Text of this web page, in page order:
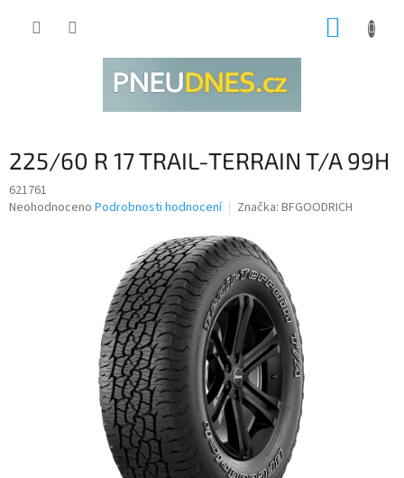
225/60 R 17 TRAIL-TERRAIN T/A 99H
621761
Průměrné
Neohodnoceno Podrobnosti hodnocení Značka: BFGOODRICH